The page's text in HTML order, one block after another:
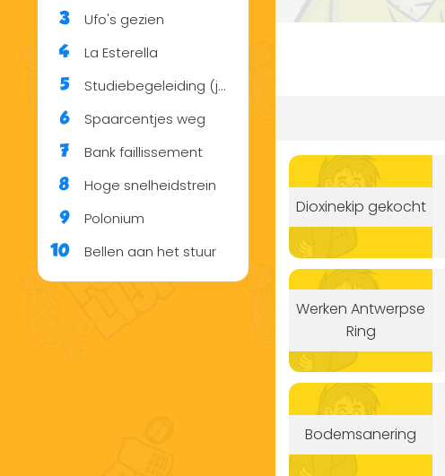
3 Ufo's gezien
4 La Esterella
5 Studiebegeleiding (jongen)
6 Spaarcentjes weg
7 Bank faillissement
8 Hoge snelheidstrein
9 Polonium
10 Bellen aan het stuur
Dioxinekip gekocht
Werken Antwerpse
Ring
Bodemsanering